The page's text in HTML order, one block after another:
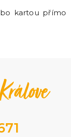
kartou přímo